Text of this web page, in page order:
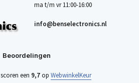
ma t/m vr 11:00-16:00
info@benselectronics.nl
Beoordelingen
een 9,7op WebwinkelKeur